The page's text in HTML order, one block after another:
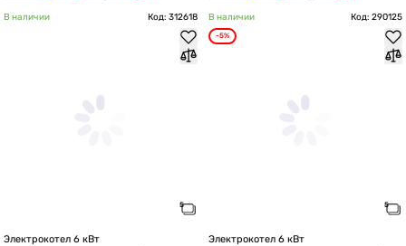
В наличии Код: 312618
Электрокотел 6 кВт
В наличии Код: 290125
-5%
Электрокотел 6 кВт